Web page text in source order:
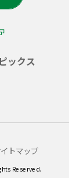
ックス
トマップ
Reserved.